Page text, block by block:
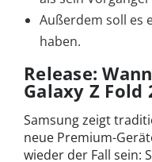
Außerdem soll es
haben.
Release:
Galaxy Z Fold
Samsung zeigt
neue Premium-
wieder der Fall sein: